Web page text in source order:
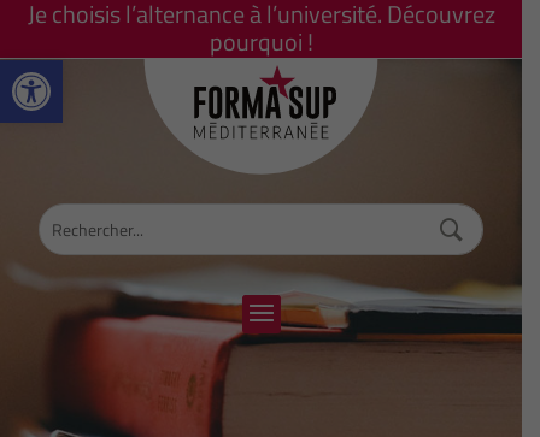
Ouvrir la barre d’outils
Je choisis l’alternance à l’université. Découvrez
pourquoi !